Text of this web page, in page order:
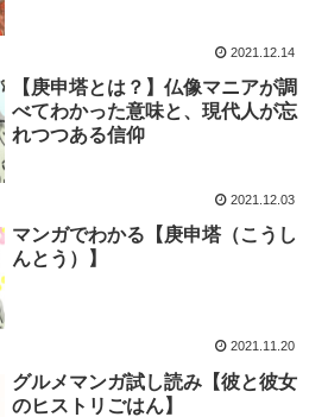
2021.12.14
【庚申塔とは？】仏像マニアが調
べてわかった意味と、現代人が忘
れつつある信仰
2021.12.03
マンガでわかる【庚申塔（こうし
んとう）】
2021.11.20
グルメマンガ試し読み【彼と彼女
のヒストリごはん】